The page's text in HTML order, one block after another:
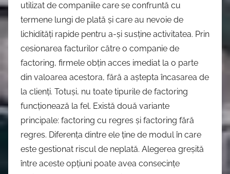
utilizat de companiile care se confruntă cu
termene lungi de plată și care au nevoie de
lichidități rapide pentru a-și susține activitatea. Prin
cesionarea facturilor către o companie de
factoring, firmele obțin acces imediat la o parte
din valoarea acestora, fără a aștepta încasarea de
la clienți. Totuși, nu toate tipurile de factoring
funcționează la fel. Există două variante
principale: factoring cu regres și factoring fără
regres. Diferența dintre ele ține de modul în care
este gestionat riscul de neplată. Alegerea greșită
între aceste opțiuni poate avea consecințe